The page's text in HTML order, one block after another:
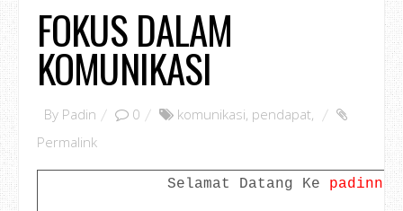
FOKUS DALAM
KOMUNIKASI
By Padin 0 komunikasi, pendapat,
Permalink
Selamat Datang Ke